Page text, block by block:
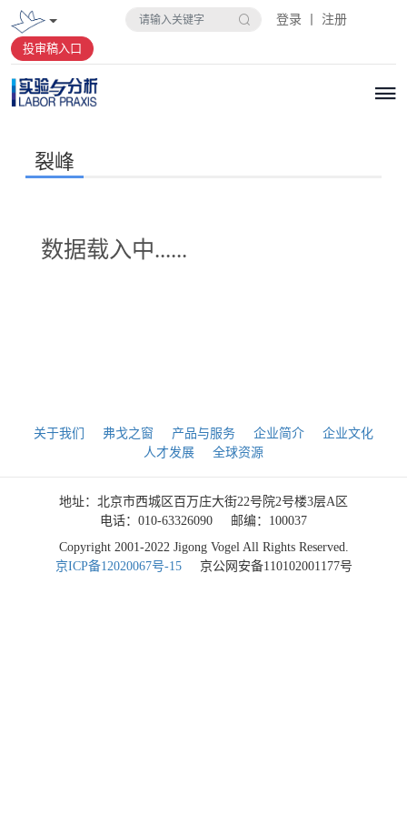
登录 丨 注册
投审稿入口
裂峰
数据载入中......
关于我们 弗戈之窗 产品与服务 企业简介
企业文化
人才发展
全球资源
地址：北京市西城区百万庄大街22号院2号楼3层A区
电话：010-63326090
邮编：100037
Copyright 2001-2022 Jigong Vogel All Rights Reserved.
京ICP备12020067号-15
京公网安备110102001177号